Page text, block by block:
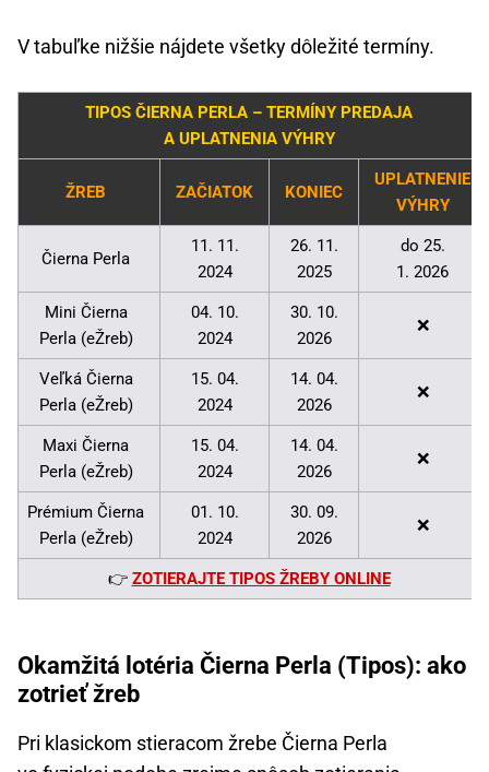
V tabuľke nižšie nájdete všetky dôležité termíny.
TIPOS ČIERNA PERLA – TERMÍNY PREDAJA
A UPLATNENIA VÝHRY
ŽREB ZAČIATOK KONIEC
UPLATNENIE
VÝHRY
Čierna Perla
11. 11.
2024
26. 11.
2025
do 25.
1. 2026
Mini Čierna
Perla (eŽreb)
04. 10.
2024
30. 10.
2026
❌
Veľká Čierna
Perla (eŽreb)
15. 04.
2024
14. 04.
2026
❌
Maxi Čierna
Perla (eŽreb)
15. 04.
2024
14. 04.
2026
❌
Prémium Čierna
Perla (eŽreb)
01. 10.
2024
30. 09.
2026
❌
👉 ZOTIERAJTE TIPOS ŽREBY ONLINE
Okamžitá lotéria Čierna Perla (Tipos): ako
zotrieť žreb
Pri klasickom stieracom žrebe Čierna Perla